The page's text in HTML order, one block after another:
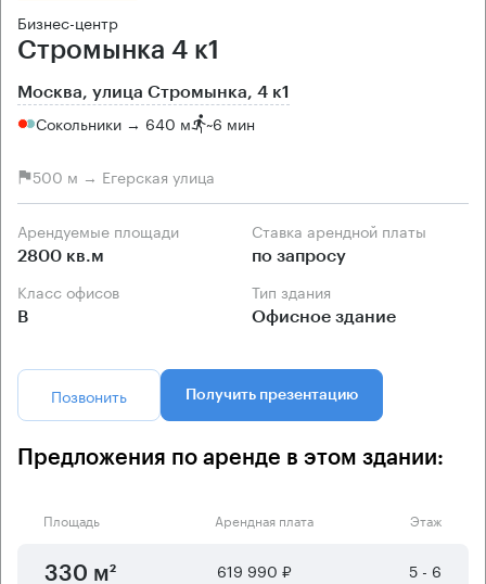
Бизнес-центр
Стромынка 4 к1
Москва, улица Стромынка, 4 к1
Сокольники → 640 м ~6 мин
500 м → Егерская улица
Арендуемые площади
2800 кв.м
Ставка арендной платы
по запросу
Класс офисов
B
Тип здания
Офисное здание
Позвонить Получить презентацию
Предложения по аренде в этом здании:
Площадь Арендная плата Этаж
330 м² 619 990 ₽ 5 - 6